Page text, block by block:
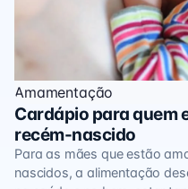
Amamentação
Cardápio para quem
recém-nascido
Para as mães que estão
nascidos, a alimentação